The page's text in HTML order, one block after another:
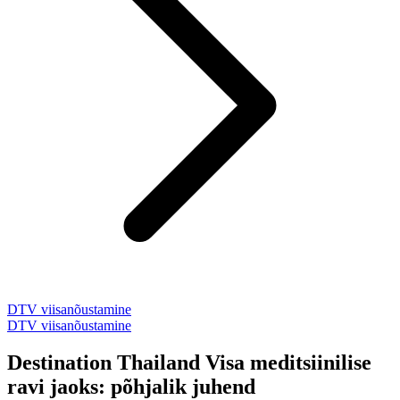
DTV viisanõustamine
DTV viisanõustamine
Destination Thailand Visa meditsiinilise
ravi jaoks: põhjalik juhend